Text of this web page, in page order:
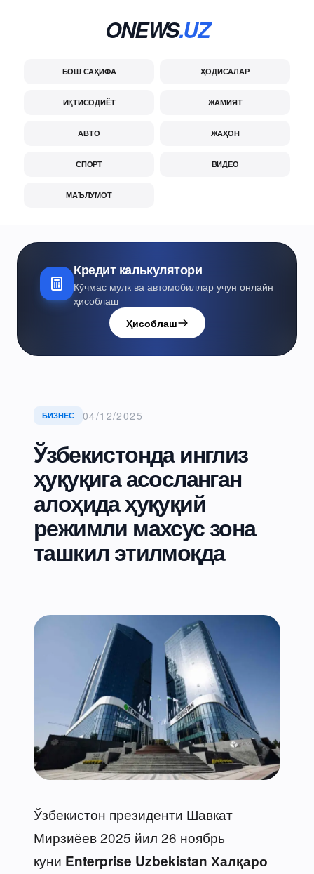
ONEWS.UZ
БОШ САҲИФА ҲОДИСАЛАР
ИҚТИСОДИЁТ ЖАМИЯТ
АВТО ЖАҲОН
СПОРТ ВИДЕО
МАЪЛУМОТ
Кредит калькулятори
Кўчмас мулк ва автомобиллар учун онлайн
ҳисоблаш
Ҳисоблаш
БИЗНЕС 04/12/2025
Ўзбекистонда инглиз
ҳуқуқига асосланган
алоҳида ҳуқуқий
режимли махсус зона
ташкил этилмоқда
Ўзбекистон президенти Шавкат
Мирзиёев 2025 йил 26 ноябрь
куни Enterprise Uzbekistan Халқаро